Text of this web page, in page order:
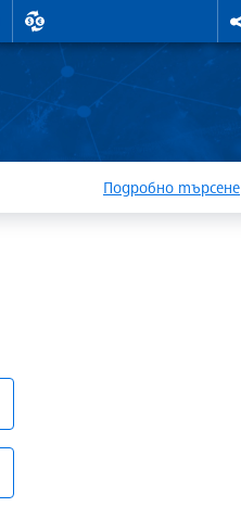
ВАЛУТНИ КУРСОВЕ
Подробно търсене